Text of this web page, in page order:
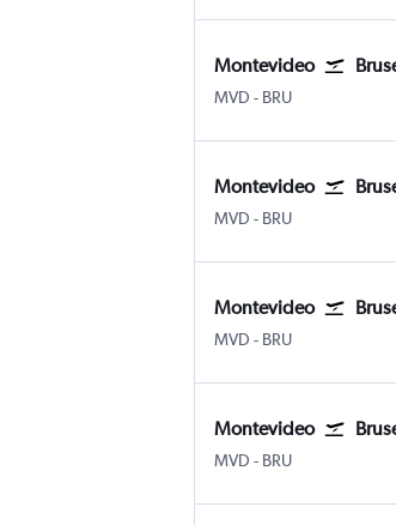
Montevideo
MVD Montevideo
- BRU
Montevideo
MVD Montevideo
- BRU
Montevideo
MVD Montevideo
- BRU
Montevideo
MVD Montevideo
- BRU